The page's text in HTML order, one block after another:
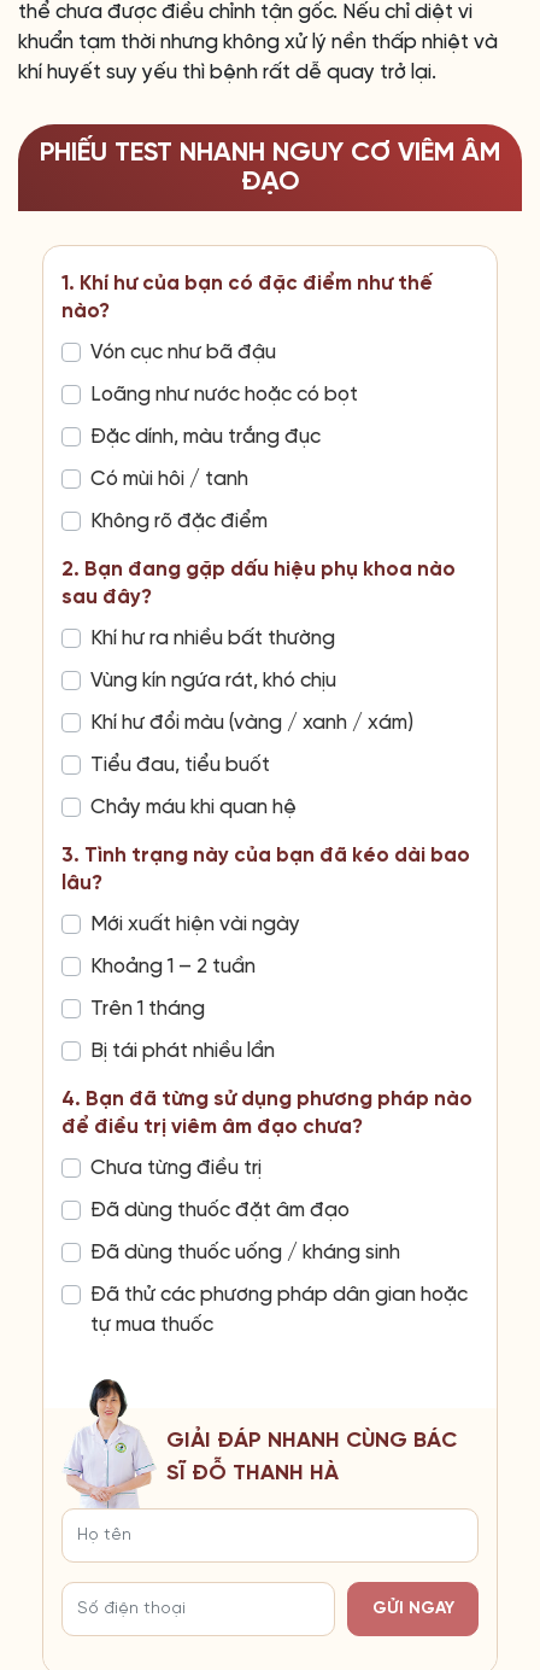
thể chưa được điều chỉnh tận gốc. Nếu chỉ diệt vi
khuẩn tạm thời nhưng không xử lý nền thấp nhiệt và
khí huyết suy yếu thì bệnh rất dễ quay trở lại.
PHIẾU TEST NHANH NGUY CƠ VIÊM ÂM
ĐẠO
1. Khí hư của bạn có đặc điểm như thế
nào?
Vón cục như bã đậu
Loãng như nước hoặc có bọt
Đặc dính, màu trắng đục
Có mùi hôi / tanh
Không rõ đặc điểm
2. Bạn đang gặp dấu hiệu phụ khoa nào
sau đây?
Khí hư ra nhiều bất thường
Vùng kín ngứa rát, khó chịu
Khí hư đổi màu (vàng / xanh / xám)
Tiểu đau, tiểu buốt
Chảy máu khi quan hệ
3. Tình trạng này của bạn đã kéo dài bao
lâu?
Mới xuất hiện vài ngày
Khoảng 1 – 2 tuần
Trên 1 tháng
Bị tái phát nhiều lần
4. Bạn đã từng sử dụng phương pháp nào
để điều trị viêm âm đạo chưa?
Chưa từng điều trị
Đã dùng thuốc đặt âm đạo
Đã dùng thuốc uống / kháng sinh
Đã thử các phương pháp dân gian hoặc
tự mua thuốc
GIẢI ĐÁP NHANH CÙNG BÁC
SĨ ĐỖ THANH HÀ
GỬI NGAY